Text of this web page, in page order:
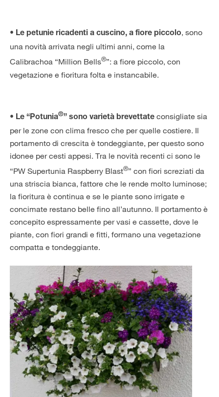
• Le petunie ricadenti a cuscino, a fiore piccolo, sono
una novità arrivata negli ultimi anni, come la
Calibrachoa “Million Bells®”: a fiore piccolo, con
vegetazione e fioritura folta e instancabile.
• Le “Potunia®” sono varietà brevettate consigliate sia
per le zone con clima fresco che per quelle costiere. Il
portamento di crescita è tondeggiante, per questo sono
idonee per cesti appesi. Tra le novità recenti ci sono le
“PW Supertunia Raspberry Blast®” con fiori screziati da
una striscia bianca, fattore che le rende molto luminose;
la fioritura è continua e se le piante sono irrigate e
concimate restano belle fino all’autunno. Il portamento è
concepito espressamente per vasi e cassette, dove le
piante, con fiori grandi e fitti, formano una vegetazione
compatta e tondeggiante.